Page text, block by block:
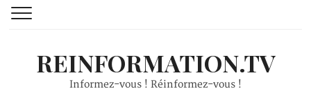
REINFORMATION.TV
Informez-vous ! Réinformez-vous !